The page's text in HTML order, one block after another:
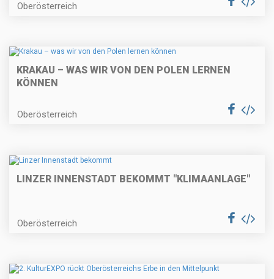
Oberösterreich
KRAKAU – WAS WIR VON DEN POLEN LERNEN
KÖNNEN
Oberösterreich
LINZER INNENSTADT BEKOMMT "KLIMAANLAGE"
Oberösterreich